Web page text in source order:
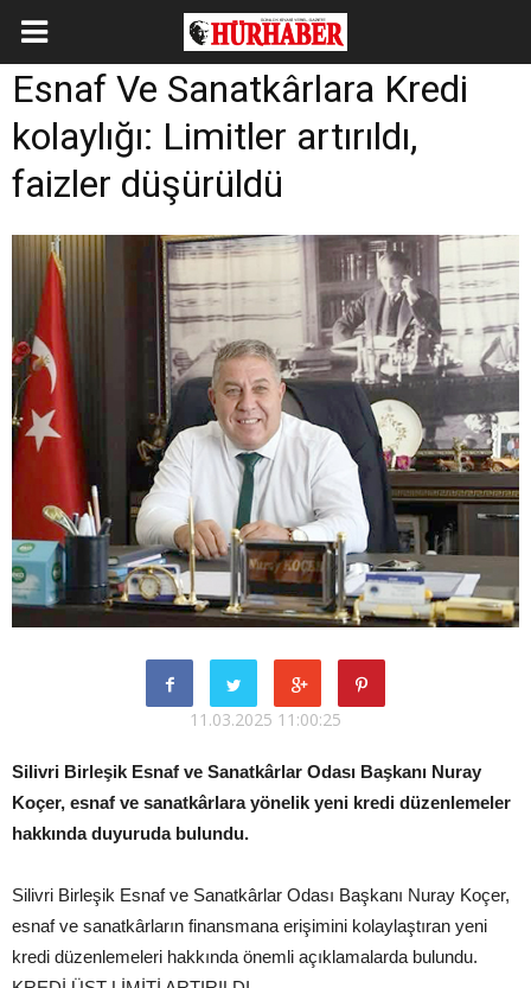
Esnaf Ve Sanatkârlara Kredi
kolaylığı: Limitler artırıldı,
faizler düşürüldü
11.03.2025 11:00:25
Silivri Birleşik Esnaf ve Sanatkârlar Odası Başkanı Nuray
Koçer, esnaf ve sanatkârlara yönelik yeni kredi düzenlemeler
hakkında duyuruda bulundu.
Silivri Birleşik Esnaf ve Sanatkârlar Odası Başkanı Nuray Koçer,
esnaf ve sanatkârların finansmana erişimini kolaylaştıran yeni
kredi düzenlemeleri hakkında önemli açıklamalarda bulundu.